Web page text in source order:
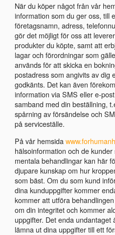
När du köper något från vår
information som du ger oss, till
företagsnamn, adress,
gör det möjligt för oss att
produkter du köpte, samt att
lagar och förordningar som
används för att skicka en
postadress som angivits av dig
godkänts. Det kan även
information via SMS eller e-
samband med din beställning,
spårning av försändelse och
på serviceställe.
På vår hemsida
hälsoinformation och de
mentala behandlingar kan här
djupare kunskap om hur
som bäst. Om du som kund
dina kunduppgifter kommer
kommer att utföra
om din integritet och kommer
uppgifter. Det enda undantaget
lämna ut dina uppgifter till ett